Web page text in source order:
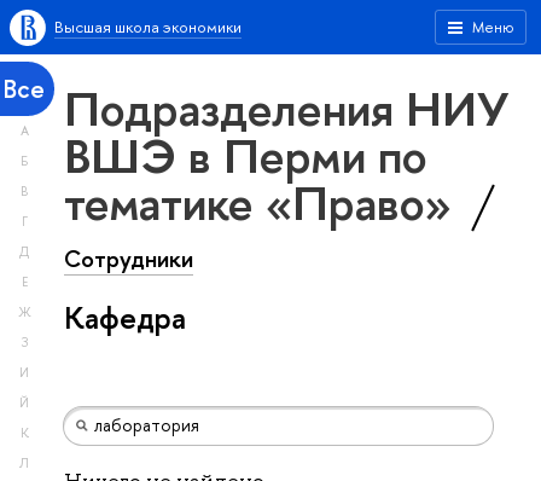
Меню
Высшая школа экономики
Все
А
Б
В
Г
Д
Е
Ж
З
И
Й
К
Л
Подразделения НИУ
ВШЭ в Перми по
тематике «Право»
Сотрудники
Кафедра